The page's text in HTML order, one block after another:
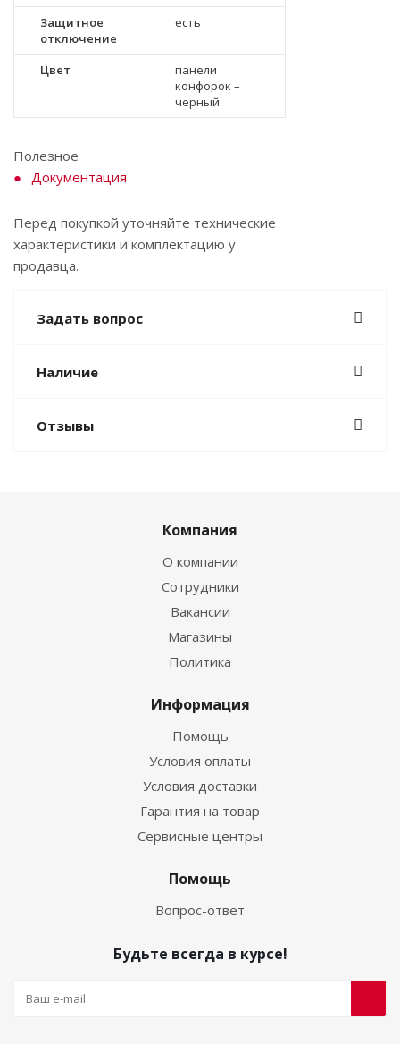
Защитное
отключение
есть
Цвет
панели
конфорок –
черный
Полезное
Документация
Перед покупкой уточняйте технические
характеристики и комплектацию у
продавца.
Задать вопрос
Наличие
Отзывы
Компания
О компании
Сотрудники
Вакансии
Магазины
Политика
Информация
Помощь
Условия оплаты
Условия доставки
Гарантия на товар
Сервисные центры
Помощь
Вопрос-ответ
Будьте всегда в курсе!